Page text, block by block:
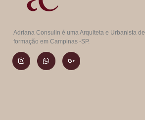
Adriana Consulin é uma Arquiteta e Urbanista de
formação em Campinas -SP.